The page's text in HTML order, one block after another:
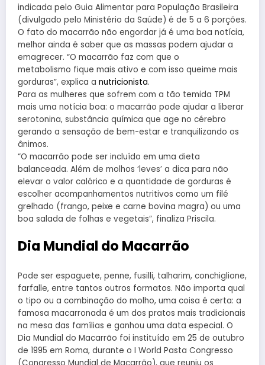
indicada pelo Guia Alimentar para População Brasileira
(divulgado pelo Ministério da Saúde) é de 5 a 6 porções.
O fato do macarrão não engordar já é uma boa notícia,
melhor ainda é saber que as massas podem ajudar a
emagrecer. “O macarrão faz com que o
metabolismo fique mais ativo e com isso queime mais
gorduras”, explica a nutricionista.
Para as mulheres que sofrem com a tão temida TPM
mais uma notícia boa: o macarrão pode ajudar a liberar
serotonina, substância química que age no cérebro
gerando a sensação de bem-estar e tranquilizando os
ânimos.
“O macarrão pode ser incluído em uma dieta
balanceada. Além de molhos ‘leves’ a dica para não
elevar o valor calórico e a quantidade de gorduras é
escolher acompanhamentos nutritivos como um filé
grelhado (frango, peixe e carne bovina magra) ou uma
boa salada de folhas e vegetais”, finaliza Priscila.
Dia Mundial do Macarrão
Pode ser espaguete, penne, fusilli, talharim, conchiglione,
farfalle, entre tantos outros formatos. Não importa qual
o tipo ou a combinação do molho, uma coisa é certa: a
famosa macarronada é um dos pratos mais tradicionais
na mesa das famílias e ganhou uma data especial. O
Dia Mundial do Macarrão foi instituído em 25 de outubro
de 1995 em Roma, durante o I World Pasta Congresso